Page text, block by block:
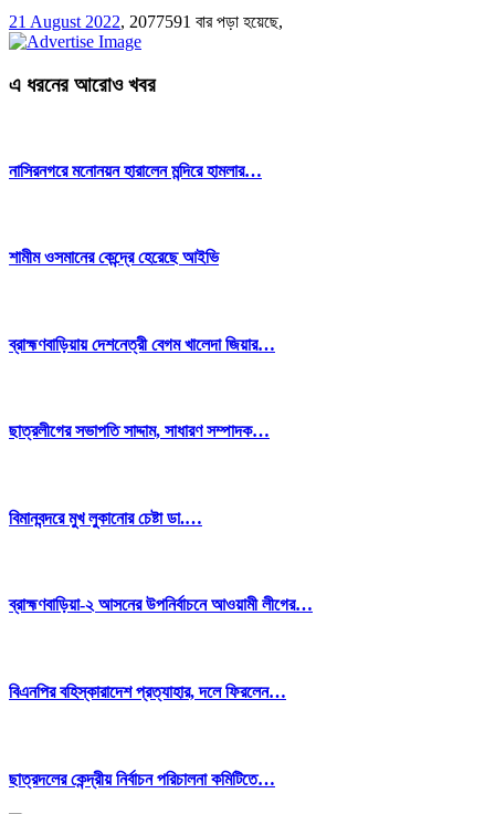
21 August 2022, 2077591 বার পড়া হয়েছে,
এ ধরনের আরোও খবর
নাসিরনগরে মনোনয়ন হারালেন মন্দিরে হামলার…
শামীম ওসমানের কেন্দ্রে হেরেছে আইভি
ব্রাহ্মণবাড়িয়ায় দেশনেত্রী বেগম খালেদা জিয়ার…
ছাত্রলীগের সভাপতি সাদ্দাম, সাধারণ সম্পাদক…
বিমানবন্দরে মুখ লুকানোর চেষ্টা ডা.…
ব্রাহ্মণবাড়িয়া-২ আসনের উপনির্বাচনে আওয়ামী লীগের…
বিএনপির বহিস্কারাদেশ প্রত্যাহার, দলে ফিরলেন…
ছাত্রদলের কেন্দ্রীয় নির্বাচন পরিচালনা কমিটিতে…